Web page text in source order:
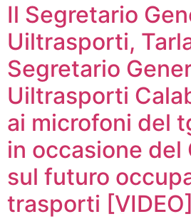
Il Segretario
Uiltrasporti,
Segretario
Uiltrasporti
ai microfoni del
in occasione del
sul futuro
trasporti [VIDEO]